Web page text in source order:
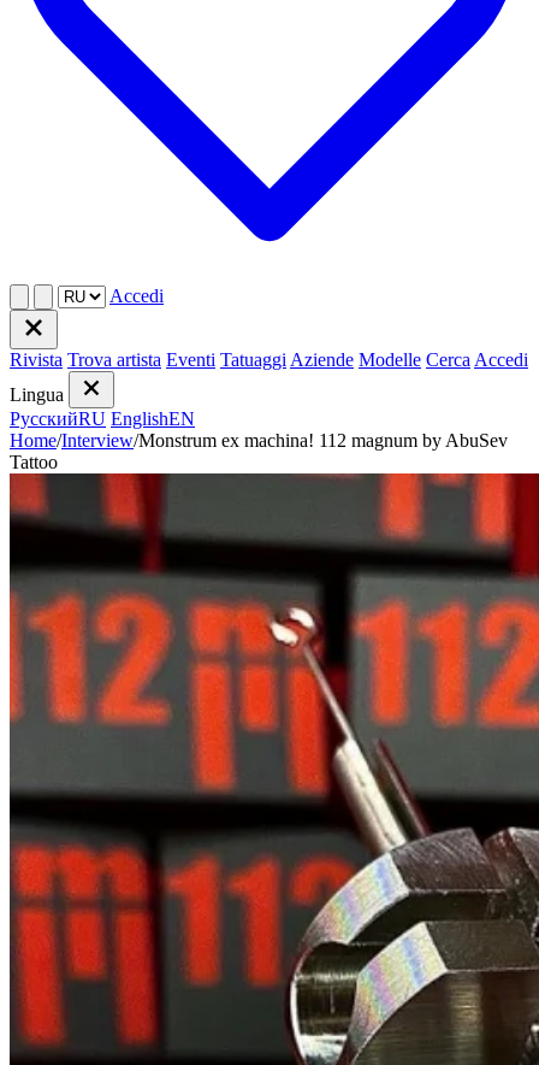
Accedi
Rivista Trova artista Eventi Tatuaggi Aziende Modelle Cerca Accedi
Lingua
РусскийRU EnglishEN
Home/Interview/Monstrum ex machina! 112 magnum by AbuSev
Tattoo